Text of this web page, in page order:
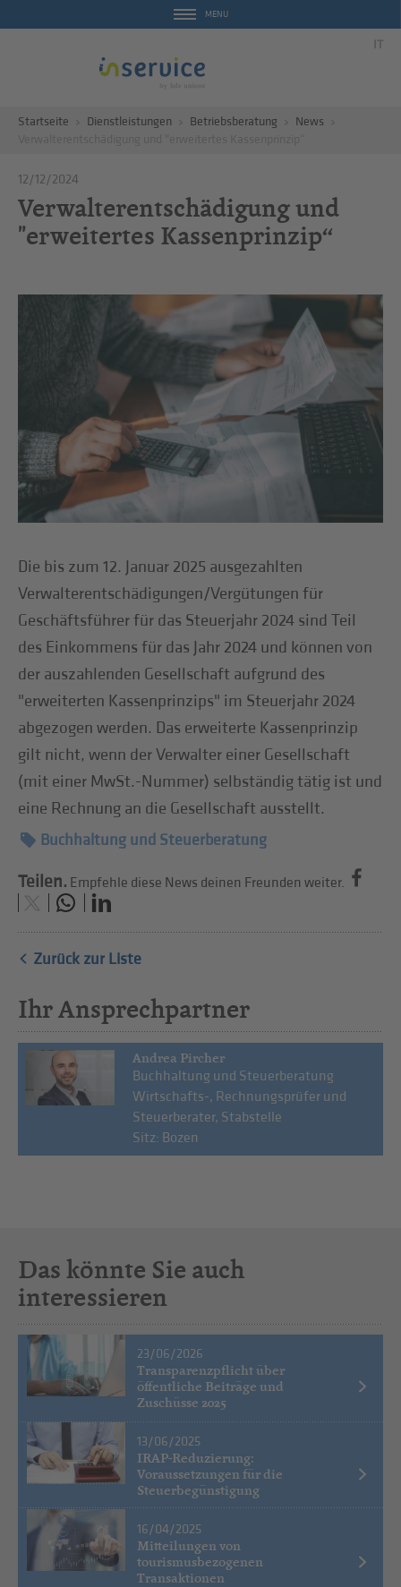
MENU
IT
Startseite Dienstleistungen Betriebsberatung
News
12/12/2024
Verwalterentschädigung und
"erweitertes Kassenprinzip“
Die bis zum 12. Januar 2025 ausgezahlten
Verwalterentschädigungen/Vergütungen für
Geschäftsführer für das Steuerjahr 2024 sind Teil
des Einkommens für das Jahr 2024 und können von
der auszahlenden Gesellschaft aufgrund des
"erweiterten Kassenprinzips" im Steuerjahr 2024
abgezogen werden. Das erweiterte Kassenprinzip
gilt nicht, wenn der Verwalter einer Gesellschaft
(mit einer MwSt.-Nummer) selbständig tätig ist und
eine Rechnung an die Gesellschaft ausstellt.
Buchhaltung und Steuerberatung
Teilen. Empfehle diese News deinen Freunden weiter.
Zurück zur Liste
Ihr Ansprechpartner
Andrea Pircher
Buchhaltung und Steuerberatung
Wirtschafts-, Rechnungsprüfer und
Steuerberater, Stabstelle
Sitz: Bozen
Das könnte Sie auch
interessieren
23/06/2026
Transparenzpflicht über
öffentliche Beiträge und
Zuschüsse 2025
13/06/2025
IRAP-Reduzierung:
Voraussetzungen für die
Steuerbegünstigung
16/04/2025
Mitteilungen von
tourismusbezogenen
Transaktionen